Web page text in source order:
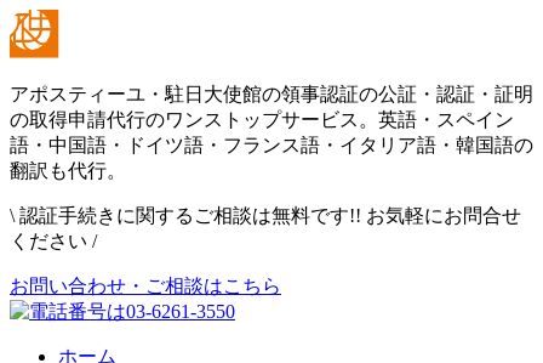
アポスティーユ・駐日大使館の領事認証の公証・認証・証明
の取得申請代行のワンストップサービス。英語・スペイン
語・中国語・ドイツ語・フランス語・イタリア語・韓国語の
翻訳も代行。
\ 認証手続きに関するご相談は無料です!! お気軽にお問合せ
ください /
お問い合わせ・ご相談はこちら
ホーム